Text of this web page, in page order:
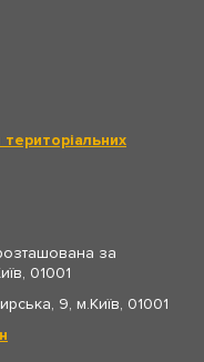
територіальних
за
01001
9, м.Київ, 01001